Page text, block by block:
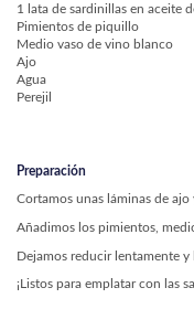
1 lata de sardinillas en aceite
Pimientos de piquillo
Medio vaso de vino blanco
Ajo
Agua
Perejil
Preparación
Cortamos unas láminas de
Añadimos los pimientos,
Dejamos reducir lentamente
¡Listos para emplatar con las